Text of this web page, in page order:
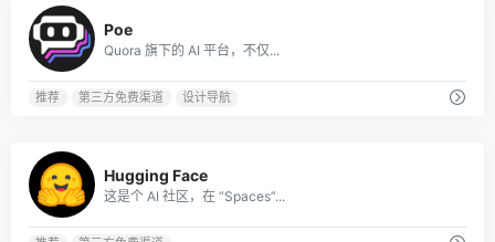
Poe
Quora 旗下的 AI 平台，不仅...
推荐 第三方免费渠道 设计导航
Hugging Face
这是个 AI 社区，在 “Spaces”...